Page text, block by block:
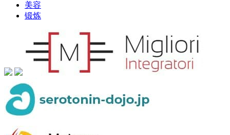
美容
锻炼